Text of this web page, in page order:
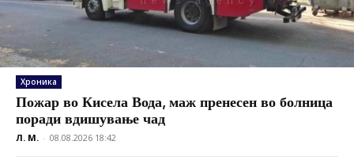
Хроника
Пожар во Кисела Вода, маж пренесен во болница
поради вдишување чад
Л. М. - 08.08.2026 18:42